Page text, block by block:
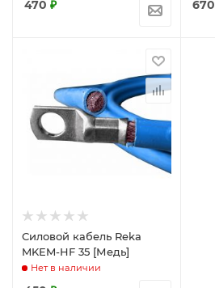
470 ₽ 670
Силовой кабель Reka
MKEM-HF 35 [Медь]
Нет в наличии